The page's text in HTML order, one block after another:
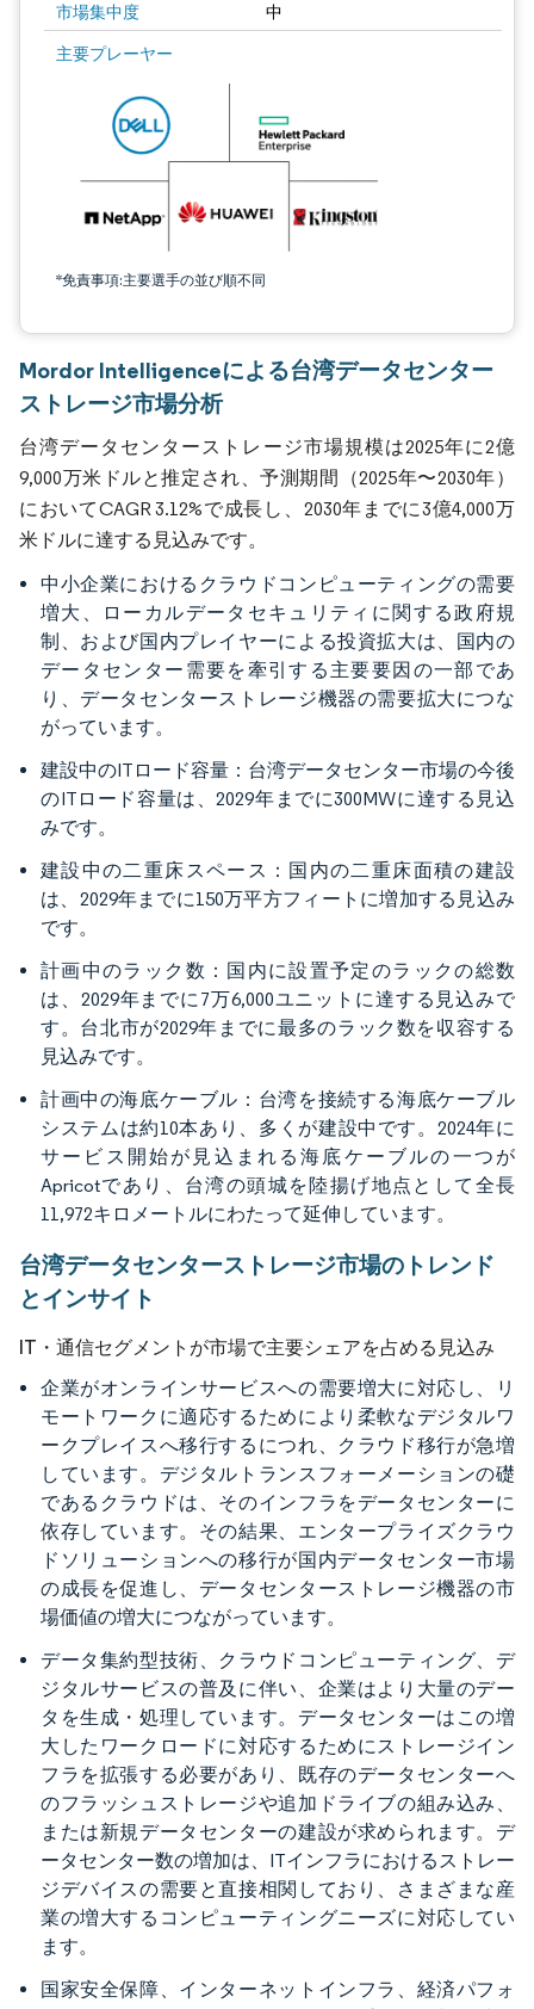
市場集中度 中
主要プレーヤー
*免責事項:主要選手の並び順不同
Mordor Intelligenceによる台湾データセンター
ストレージ市場分析
台湾データセンターストレージ市場規模は2025年に2億
9,000万米ドルと推定され、予測期間（2025年〜2030年）
においてCAGR 3.12%で成長し、2030年までに3億4,000万
米ドルに達する見込みです。
中小企業におけるクラウドコンピューティングの需要
増大、ローカルデータセキュリティに関する政府規
制、および国内プレイヤーによる投資拡大は、国内の
データセンター需要を牽引する主要要因の一部であ
り、データセンターストレージ機器の需要拡大につな
がっています。
建設中のITロード容量：台湾データセンター市場の今後
のITロード容量は、2029年までに300MWに達する見込
みです。
建設中の二重床スペース：国内の二重床面積の建設
は、2029年までに150万平方フィートに増加する見込み
です。
計画中のラック数：国内に設置予定のラックの総数
は、2029年までに7万6,000ユニットに達する見込みで
す。台北市が2029年までに最多のラック数を収容する
見込みです。
計画中の海底ケーブル：台湾を接続する海底ケーブル
システムは約10本あり、多くが建設中です。2024年に
サービス開始が見込まれる海底ケーブルの一つが
Apricotであり、台湾の頭城を陸揚げ地点として全長
11,972キロメートルにわたって延伸しています。
台湾データセンターストレージ市場のトレンド
とインサイト
IT・通信セグメントが市場で主要シェアを占める見込み
企業がオンラインサービスへの需要増大に対応し、リ
モートワークに適応するためにより柔軟なデジタルワ
ークプレイスへ移行するにつれ、クラウド移行が急増
しています。デジタルトランスフォーメーションの礎
であるクラウドは、そのインフラをデータセンターに
依存しています。その結果、エンタープライズクラウ
ドソリューションへの移行が国内データセンター市場
の成長を促進し、データセンターストレージ機器の市
場価値の増大につながっています。
データ集約型技術、クラウドコンピューティング、デ
ジタルサービスの普及に伴い、企業はより大量のデー
タを生成・処理しています。データセンターはこの増
大したワークロードに対応するためにストレージイン
フラを拡張する必要があり、既存のデータセンターへ
のフラッシュストレージや追加ドライブの組み込み、
または新規データセンターの建設が求められます。デ
ータセンター数の増加は、ITインフラにおけるストレー
ジデバイスの需要と直接相関しており、さまざまな産
業の増大するコンピューティングニーズに対応してい
ます。
国家安全保障、インターネットインフラ、経済パフォ